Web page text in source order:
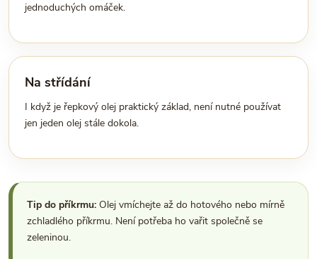
jednoduchých omáček.
Na střídání
I když je řepkový olej praktický základ, není nutné používat
jen jeden olej stále dokola.
Tip do příkrmu: Olej vmíchejte až do hotového nebo mírně
zchladlého příkrmu. Není potřeba ho vařit společně se
zeleninou.